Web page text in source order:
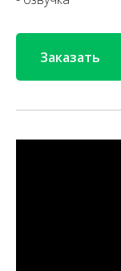
Заказать